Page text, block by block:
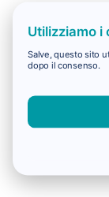
Utilizziamo i
Salve, questo sito
dopo il consenso.